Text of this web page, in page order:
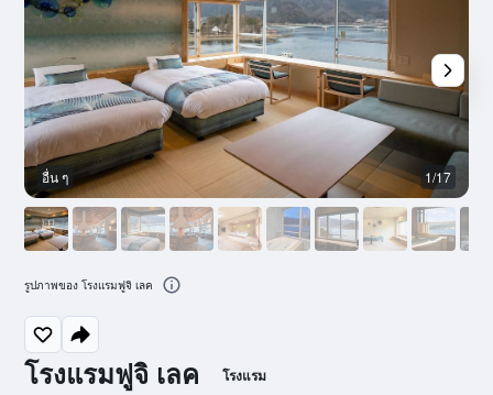
โรงแรมฟูจิ เลค โรงแรม
อื่น ๆ 1/17
รูปภาพของ โรงแรมฟูจิ เลค